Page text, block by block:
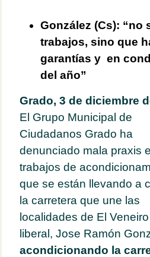
González (Cs): “no
trabajos, sino que
garantías y en
del año”
Grado, 3 de diciembre
El Grupo Municipal de
Ciudadanos Grado ha
denunciado mala praxis
trabajos de
que se están llevando a
la carretera que une las
localidades de El
liberal, Jose Ramón
acondicionando la